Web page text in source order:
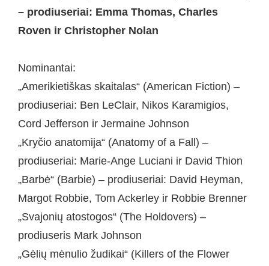
– prodiuseriai: Emma Thomas, Charles
Roven ir Christopher Nolan
Nominantai:
„Amerikietiškas skaitalas“ (American Fiction) –
prodiuseriai: Ben LeClair, Nikos Karamigios,
Cord Jefferson ir Jermaine Johnson
„Kryčio anatomija“ (Anatomy of a Fall) –
prodiuseriai: Marie-Ange Luciani ir David Thion
„Barbė“ (Barbie) – prodiuseriai: David Heyman,
Margot Robbie, Tom Ackerley ir Robbie Brenner
„Svajonių atostogos“ (The Holdovers) –
prodiuseris Mark Johnson
„Gėlių mėnulio žudikai“ (Killers of the Flower